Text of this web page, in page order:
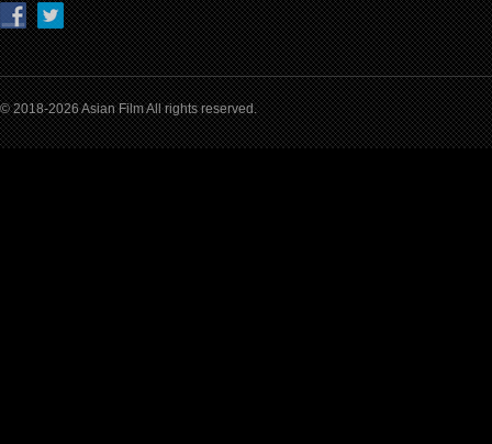
© 2018-2026 Asian Film All rights reserved.